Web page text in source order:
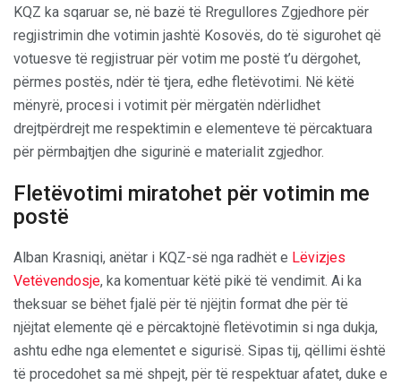
KQZ ka sqaruar se, në bazë të Rregullores Zgjedhore për
regjistrimin dhe votimin jashtë Kosovës, do të sigurohet që
votuesve të regjistruar për votim me postë t’u dërgohet,
përmes postës, ndër të tjera, edhe fletëvotimi. Në këtë
mënyrë, procesi i votimit për mërgatën ndërlidhet
drejtpërdrejt me respektimin e elementeve të përcaktuara
për përmbajtjen dhe sigurinë e materialit zgjedhor.
Fletëvotimi miratohet për votimin me
postë
Alban Krasniqi, anëtar i KQZ-së nga radhët e Lëvizjes
Vetëvendosje, ka komentuar këtë pikë të vendimit. Ai ka
theksuar se bëhet fjalë për të njëjtin format dhe për të
njëjtat elemente që e përcaktojnë fletëvotimin si nga dukja,
ashtu edhe nga elementet e sigurisë. Sipas tij, qëllimi është
të procedohet sa më shpejt, për të respektuar afatet, duke e